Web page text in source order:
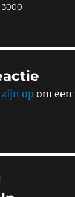
3000
op om een